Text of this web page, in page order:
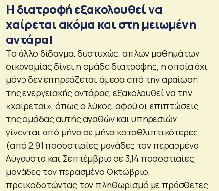
Η διατροφή εξακολουθεί να
χαίρεται ακόμα και στη μειωμένη
αντάρα!
Το άλλο δίδαγμα, δυστυχώς, απλών μαθημάτων
οικονομίας δίνει η ομάδα διατροφής, η οποία όχι
μόνο δεν επηρεάζεται άμεσα από την αραίωση
της ενεργειακής αντάρας, εξακολουθεί να την
«χαίρεται», όπως ο λύκος, αφού οι επιπτώσεις
της ομάδας αυτής αγαθών και υπηρεσιών
γίνονται από μήνα σε μήνα καταθλιπτικότερες
(από 2,91 ποσοστιαίες μονάδες τον περασμένο
Αύγουστο και Σεπτέμβριο σε 3,14 ποσοστιαίες
μονάδες τον περασμένο Οκτώβριο,
προικοδοτώντας τον πληθωρισμό με πρόσθετες